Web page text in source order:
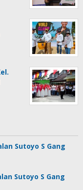
Sutoyo S Gang
Sutoyo S Gang